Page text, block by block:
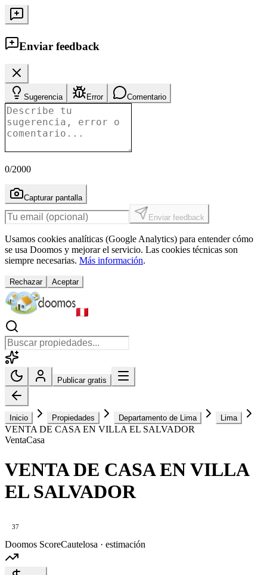
Enviar feedback
Sugerencia Error Comentario
0/2000
Capturar pantalla
Enviar feedback
Usamos cookies analíticas (Google Analytics) para entender cómo
se usa Doomos y mejorar el servicio. Las cookies técnicas son
siempre necesarias. Más información.
Rechazar Aceptar
Publicar gratis
Inicio Propiedades Departamento de Lima Lima
VENTA DE CASA EN VILLA EL SALVADOR
VentaCasa
VENTA DE CASA EN VILLA
EL SALVADOR
37
Doomos ScoreCautelosa · estimación